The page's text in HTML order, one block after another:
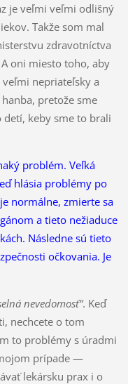
je veľmi veľmi odlišný
Takže som mal
zdravotníctva
oni miesto toho, aby
nepriateľsky a
pretože sme
keby sme to brali
problém. Veľká
hlásia problémy po
normálne, zmierte sa
a tieto nežiaduce
Následne sú tieto
očkovania. Je
nevedomosť“. Keď
nechcete o tom
to problémy s úradmi
prípade —
lekársku prax i o